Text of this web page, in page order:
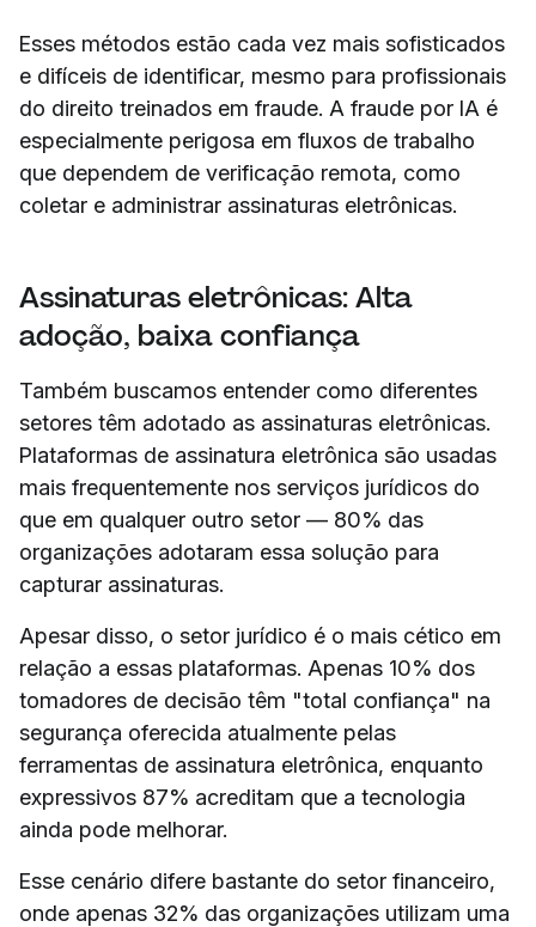
Esses métodos estão cada vez mais sofisticados
e difíceis de identificar, mesmo para profissionais
do direito treinados em fraude. A fraude por IA é
especialmente perigosa em fluxos de trabalho
que dependem de verificação remota, como
coletar e administrar assinaturas eletrônicas.
Assinaturas eletrônicas: Alta
adoção, baixa confiança
Também buscamos entender como diferentes
setores têm adotado as assinaturas eletrônicas.
Plataformas de assinatura eletrônica são usadas
mais frequentemente nos serviços jurídicos do
que em qualquer outro setor — 80% das
organizações adotaram essa solução para
capturar assinaturas.
Apesar disso, o setor jurídico é o mais cético em
relação a essas plataformas. Apenas 10% dos
tomadores de decisão têm "total confiança" na
segurança oferecida atualmente pelas
ferramentas de assinatura eletrônica, enquanto
expressivos 87% acreditam que a tecnologia
ainda pode melhorar.
Esse cenário difere bastante do setor financeiro,
onde apenas 32% das organizações utilizam uma